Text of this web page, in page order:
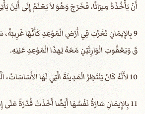
أَنْ يَأْخُذَهُ مِيرَاثًا، فَخَرَجَ وَهُوَ لاَ يَعْلَمُ إِلَى أَيْنَ
9 بِالإِيمَانِ تَغَرَّبَ فِي أَرْضِ الْمَوْعِدِ كَأَنَّهَا
قَ وَيَعْقُوبَ الْوَارِثَيْنِ مَعَهُ لِهذَا الْمَوْعِدِ عَيْنِهِ.
10 لأَنَّهُ كَانَ يَنْتَظِرُ الْمَدِينَةَ الَّتِي لَهَا الأَسَاسَاتُ، الَّتِي صَانِعُهَا وَبَارِئُهَا اللهُ.
11 بِالإِيمَانِ سَارَةُ نَفْسُهَا أَيْضًا أَخَذَتْ قُدْرَةً